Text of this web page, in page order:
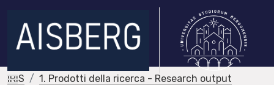
IRIS
1. Prodotti della ricerca - Research output